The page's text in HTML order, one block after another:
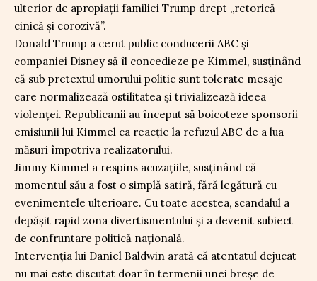
ulterior de apropiații familiei Trump drept „retorică
cinică și corozivă”.
Donald Trump a cerut public conducerii ABC și
companiei Disney să îl concedieze pe Kimmel, susținând
că sub pretextul umorului politic sunt tolerate mesaje
care normalizează ostilitatea și trivializează ideea
violenței. Republicanii au început să boicoteze sponsorii
emisiunii lui Kimmel ca reacție la refuzul ABC de a lua
măsuri împotriva realizatorului.
Jimmy Kimmel a respins acuzațiile, susținând că
momentul său a fost o simplă satiră, fără legătură cu
evenimentele ulterioare. Cu toate acestea, scandalul a
depășit rapid zona divertismentului și a devenit subiect
de confruntare politică națională.
Intervenția lui Daniel Baldwin arată că atentatul dejucat
nu mai este discutat doar în termenii unei breșe de